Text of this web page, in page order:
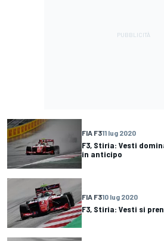
FIA F311 lug 2020
F3, Stiria: Vesti
in anticipo
FIA F310 lug 2020
F3, Stiria: Vesti si